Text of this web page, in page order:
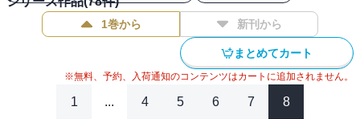
1巻から 新刊から
まとめてカート
※無料、予約、入荷通知のコンテンツはカートに追加されません。
1 ... 4 5 6 7 8